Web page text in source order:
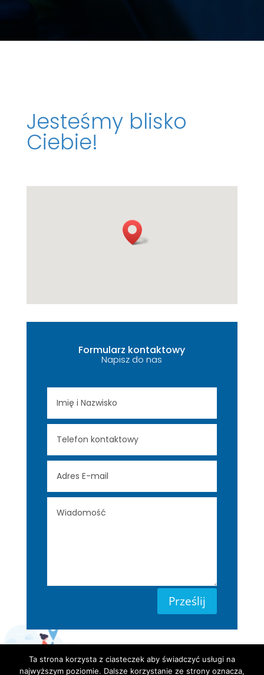
Jesteśmy blisko
Ciebie!
Formularz kontaktowy
Napisz do nas
Prześlij
Ta strona korzysta z ciasteczek aby świadczyć usługi na
najwyższym poziomie. Dalsze korzystanie ze strony oznacza,